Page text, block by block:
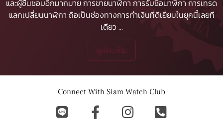
และผู้ชื่นชอบอีกมากมายการขายนาฬิกา การรับซื้อนาฬิกา การเทรด
แลกเปลี่ยนนาฬิกา ถือเป็นช่องทางการทำเงินที่ดีเยี่ยมในยุคนี้เลยที
เดียว...
ดูเพิ่มเติม
Connect With Siam Watch Club